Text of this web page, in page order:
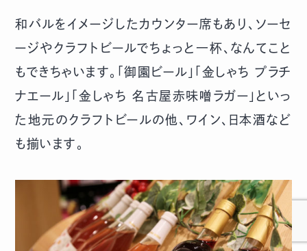
和バルをイメージしたカウンター席もあり、ソーセ
ージやクラフトビールでちょっと一杯、なんてこと
もできちゃいます。「御園ビール」「金しゃち プラチ
ナエール」「金しゃち 名古屋赤味噌ラガー」といっ
た地元のクラフトビールの他、ワイン、日本酒など
も揃います。